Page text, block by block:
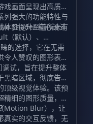
戏画面呈现出高质
列强大的功能特性与
体验提升至前所未有
Shader 精心设计
（默认）、
。
的选择，它在无需
人赞叹的图形表现
试，旨在提升整体
暗区域，彻底告别
顶级视觉体验。该预
细的图形质量，内
Motion Blur），让
。
真实的交互反馈，无